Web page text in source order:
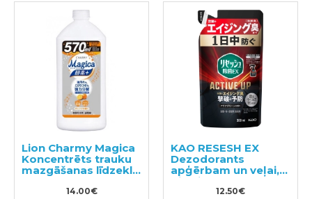
Lion Charmy Magica
Koncentrēts trauku
mazgāšanas līdzeklis
14.00€
KAO RESESH EX
Dezodorants
apģērbam un veļai,
pildviela 300ml
12.50€